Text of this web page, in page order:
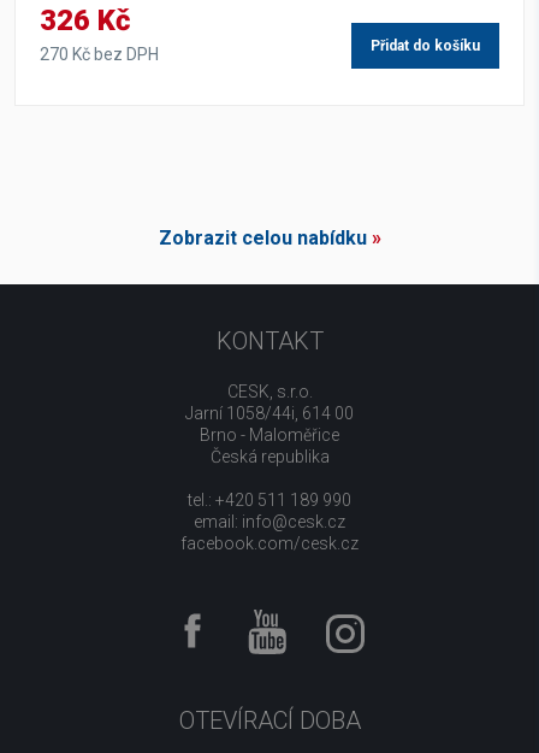
326 Kč
270 Kč bez DPH Přidat do košíku
Zobrazit celou nabídku»
KONTAKT
CESK, s.r.o.
Jarní 1058/44i, 614 00
Brno - Maloměřice
Česká republika
tel.: +420 511 189 990
email: info@cesk.cz
facebook.com/cesk.cz
OTEVÍRACÍ DOBA